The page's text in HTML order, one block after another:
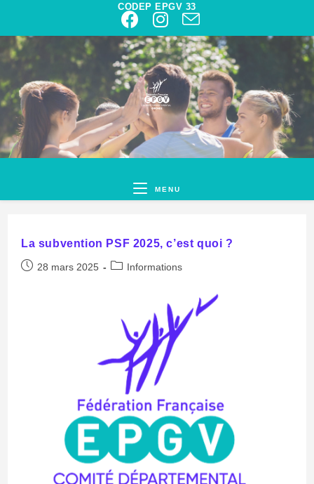
CODEP EPGV 33
MENU
La subvention PSF 2025, c’est quoi ?
28 mars 2025 Informations